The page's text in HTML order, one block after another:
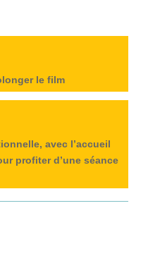
le film
avec l’accueil
profiter d’une séance